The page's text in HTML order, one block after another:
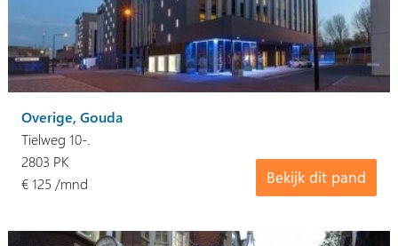
Overige, Gouda
Tielweg 10-.
Bekijk dit pand
2803 PK
€ 125 /mnd